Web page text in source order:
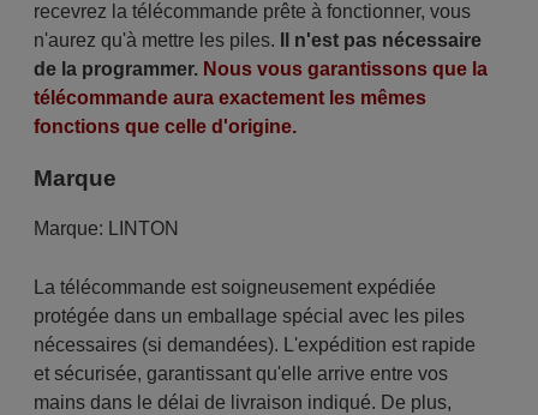
recevrez la télécommande prête à fonctionner, vous
n'aurez qu'à mettre les piles.
Il n'est pas nécessaire
de la programmer. Nous vous garantissons que la
télécommande aura exactement les mêmes
fonctions que celle d'origine.
Marque
Marque: LINTON
La télécommande est soigneusement expédiée
protégée dans un emballage spécial avec les piles
nécessaires (si demandées). L'expédition est rapide
et sécurisée, garantissant qu'elle arrive entre vos
mains dans le délai de livraison indiqué. De plus,